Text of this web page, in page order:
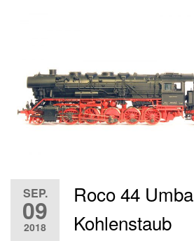
SEP.
09
2018
Roco 44
Kohlenstaub